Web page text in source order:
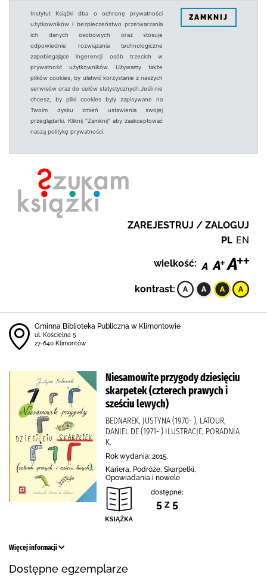
Instytut Książki dba o ochronę prywatności
użytkowników i bezpieczeństwo przetwarzania
ich danych osobowych oraz stosuje
odpowiednie rozwiązania technologiczne
zapobiegające ingerencji osób trzecich w
prywatność użytkowników. Używamy także
plików cookies, by ułatwić korzystanie z naszych
serwisów oraz do celów statystycznych.Jeśli nie
chcesz, by pliki cookies były zapisywane na
Twoim dysku zmień ustawienia swojej
przeglądarki. Kliknij "Zamknij" aby zaakceptować
naszą politykę prywatności.
ZAMKNIJ
ZAREJESTRUJ / ZALOGUJ
PL EN
wielkość:
kontrast:
Gminna Biblioteka Publiczna w Klimontowie
ul. Kościelna 5
27-640 Klimontów
Niesamowite przygody dziesięciu
skarpetek (czterech prawych i
sześciu lewych)
BEDNAREK, JUSTYNA (1970- ), LATOUR,
DANIEL DE (1971- ) ILUSTRACJE, PORADNIA
K.
Rok wydania: 2015.
Kariera, Podróże, Skarpetki,
Opowiadania i nowele
dostępne:
5 z 5
Więcej informacji
Dostępne egzemplarze